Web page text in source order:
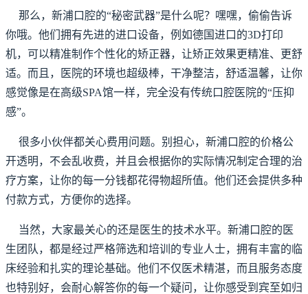
那么，新浦口腔的“秘密武器”是什么呢？嘿嘿，偷偷告诉
你哦。他们拥有先进的进口设备，例如德国进口的3D打印
机，可以精准制作个性化的矫正器，让矫正效果更精准、更舒
适。而且，医院的环境也超级棒，干净整洁，舒适温馨，让你
感觉像是在高级SPA馆一样，完全没有传统口腔医院的“压抑
感”。
很多小伙伴都关心费用问题。别担心，新浦口腔的价格公
开透明，不会乱收费，并且会根据你的实际情况制定合理的治
疗方案，让你的每一分钱都花得物超所值。他们还会提供多种
付款方式，方便你的选择。
当然，大家最关心的还是医生的技术水平。新浦口腔的医
生团队，都是经过严格筛选和培训的专业人士，拥有丰富的临
床经验和扎实的理论基础。他们不仅医术精湛，而且服务态度
也特别好，会耐心解答你的每一个疑问，让你感受到宾至如归